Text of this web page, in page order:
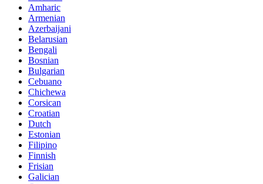
Amharic
Armenian
Azerbaijani
Belarusian
Bengali
Bosnian
Bulgarian
Cebuano
Chichewa
Corsican
Croatian
Dutch
Estonian
Filipino
Finnish
Frisian
Galician